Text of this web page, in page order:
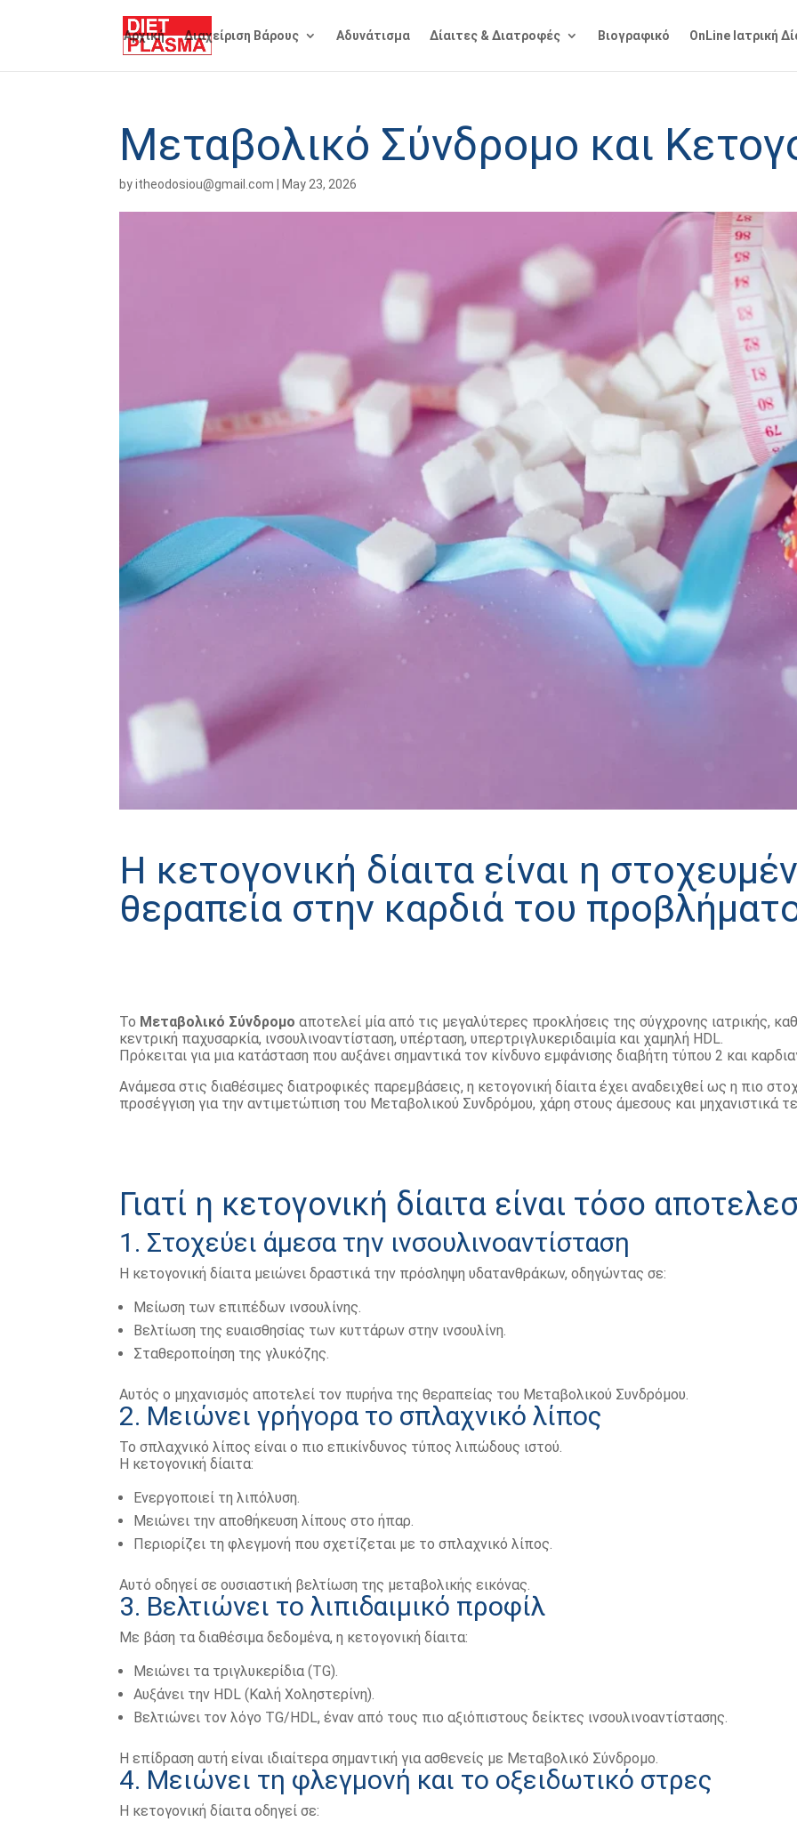
Αρχική Διαχείριση Βάρους Αδυνάτισμα Δίαιτες & Διατροφές Βιογραφικό OnLine Ιατρική
Μεταβολικό Σύνδρομο και
byitheodosiou@gmail.com May 23, 2026
Η κετογονική δίαιτα είναι η
θεραπεία στην καρδιά του
Το Μεταβολικό Σύνδρομο αποτελεί μία από τις μεγαλύτερες προκλήσεις της σύγχρονης ιατρικής,
κεντρική παχυσαρκία, ινσουλινοαντίσταση, υπέρταση, υπερτριγλυκεριδαιμία και χαμηλή HDL.
Πρόκειται για μια κατάσταση που αυξάνει σημαντικά τον κίνδυνο εμφάνισης διαβήτη τύπου 2 και
Ανάμεσα στις διαθέσιμες διατροφικές παρεμβάσεις, η κετογονική δίαιτα έχει αναδειχθεί ως η πιο
προσέγγιση για την αντιμετώπιση του Μεταβολικού Συνδρόμου, χάρη στους άμεσους και μηχανιστικά
Γιατί η κετογονική δίαιτα είναι τόσο
1. Στοχεύει άμεσα την ινσουλινοαντίσταση
Η κετογονική δίαιτα μειώνει δραστικά την πρόσληψη υδατανθράκων, οδηγώντας σε:
Μείωση των επιπέδων ινσουλίνης.
Βελτίωση της ευαισθησίας των κυττάρων στην ινσουλίνη.
Σταθεροποίηση της γλυκόζης.
Αυτός ο μηχανισμός αποτελεί τον πυρήνα της θεραπείας του Μεταβολικού Συνδρόμου.
2. Μειώνει γρήγορα το σπλαχνικό λίπος
Το σπλαχνικό λίπος είναι ο πιο επικίνδυνος τύπος λιπώδους ιστού.
Η κετογονική δίαιτα:
Ενεργοποιεί τη λιπόλυση.
Μειώνει την αποθήκευση λίπους στο ήπαρ.
Περιορίζει τη φλεγμονή που σχετίζεται με το σπλαχνικό λίπος.
Αυτό οδηγεί σε ουσιαστική βελτίωση της μεταβολικής εικόνας.
3. Βελτιώνει το λιπιδαιμικό προφίλ
Με βάση τα διαθέσιμα δεδομένα, η κετογονική δίαιτα:
Μειώνει τα τριγλυκερίδια (TG).
Αυξάνει την HDL (Καλή Χοληστερίνη).
Βελτιώνει τον λόγο TG/HDL, έναν από τους πιο αξιόπιστους δείκτες ινσουλινοαντίστασης.
Η επίδραση αυτή είναι ιδιαίτερα σημαντική για ασθενείς με Μεταβολικό Σύνδρομο.
4. Μειώνει τη φλεγμονή και το οξειδωτικό στρες
Η κετογονική δίαιτα οδηγεί σε: